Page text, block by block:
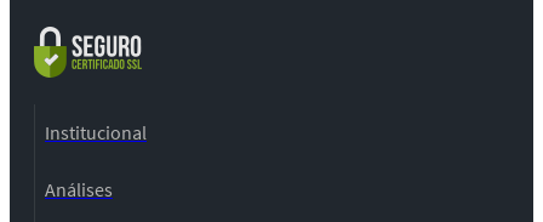
Institucional
Análises